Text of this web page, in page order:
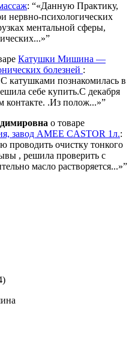
:
«Данную Практику,
нервно-психологических
ментальной сферы,
Катушки Мишина —
болезней :
катушками познакомилась в
себе купить.С декабря
контакте. .Из полож...»
о товаре
завод АМЕЕ CASTOR 1л.:
проводить очистку тонкого
, решила проверить с
масло растворяется...»